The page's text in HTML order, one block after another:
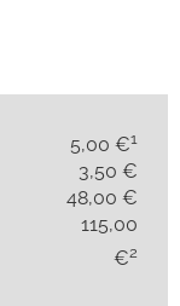
5,00 €1
3,50 €
48,00 €
115,00
€2